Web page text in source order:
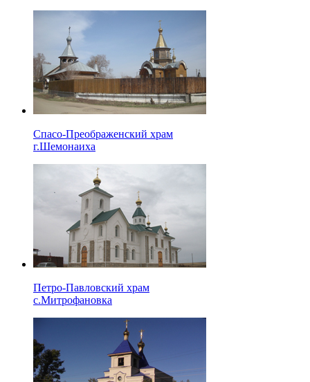
Спасо-Преображенский храм
г.Шемонаиха
Петро-Павловский храм
с.Митрофановка